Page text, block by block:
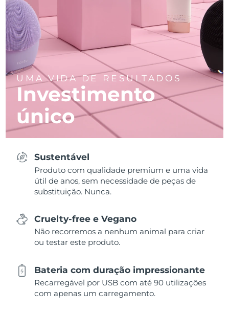
UMA VIDA DE RESULTADOS
Investimento
único
Sustentável
Produto com qualidade premium e uma vida
útil de anos, sem necessidade de peças de
substituição. Nunca.
Cruelty-free e Vegano
Não recorremos a nenhum animal para criar
ou testar este produto.
Bateria com duração impressionante
Recarregável por USB com até 90 utilizações
com apenas um carregamento.